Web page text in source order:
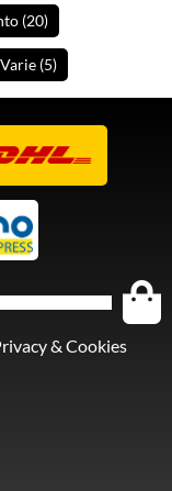
(20)
Varie (5)
& Cookies